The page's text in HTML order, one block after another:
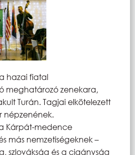
hazai fiatal
meghatározó zenekara,
Turán. Tagjai elkötelezett
népzenének.
Kárpát-medence
más nemzetiségeknek –
szlovákság és a cigányság